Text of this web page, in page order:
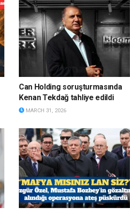
Can Holding soruşturmasında
Kenan Tekdağ tahliye edildi
MARCH 31, 2026